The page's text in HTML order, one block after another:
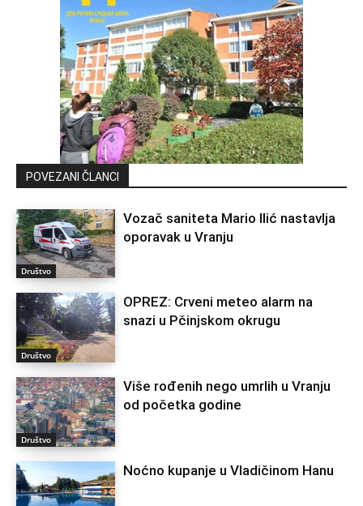
POVEZANI ČLANCI
Društvo
Vozač saniteta Mario Ilić nastavlja
oporavak u Vranju
Društvo
OPREZ: Crveni meteo alarm na
snazi u Pčinjskom okrugu
Društvo
Više rođenih nego umrlih u Vranju
od početka godine
Noćno kupanje u Vladičinom Hanu